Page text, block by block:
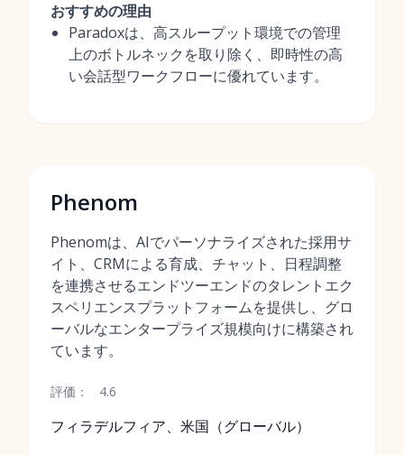
おすすめの理由
Paradoxは、高スループット環境での管理
上のボトルネックを取り除く、即時性の高
い会話型ワークフローに優れています。
Phenom
Phenomは、AIでパーソナライズされた採用サ
イト、CRMによる育成、チャット、日程調整
を連携させるエンドツーエンドのタレントエク
スペリエンスプラットフォームを提供し、グロ
ーバルなエンタープライズ規模向けに構築され
ています。
評価： 4.6
フィラデルフィア、米国（グローバル）